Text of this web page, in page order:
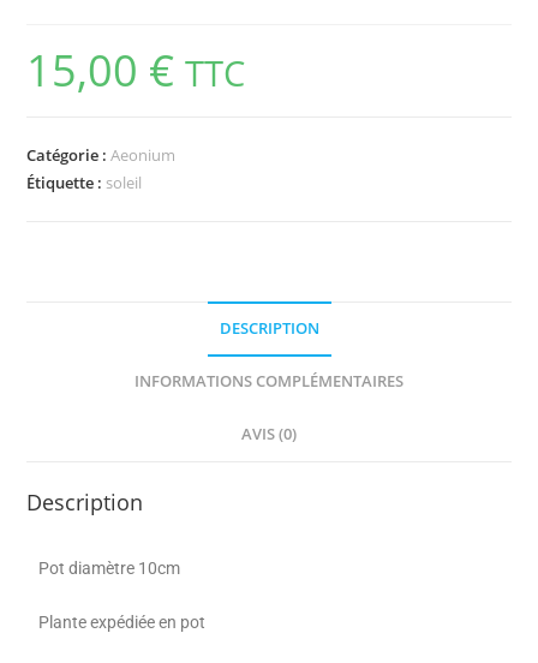
15,00 € TTC
Catégorie :Aeonium
Étiquette : soleil
DESCRIPTION
INFORMATIONS COMPLÉMENTAIRES
AVIS (0)
Description
Pot diamètre 10cm
Plante expédiée en pot